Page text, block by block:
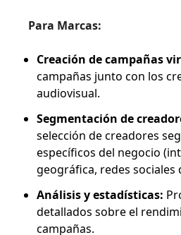
Para Marcas:
Creación de campañas
campañas junto con los
audiovisual.
Segmentación de
selección de creadores
específicos del negocio
geográfica, redes sociales
Análisis y estadísticas:
detallados sobre el
campañas.